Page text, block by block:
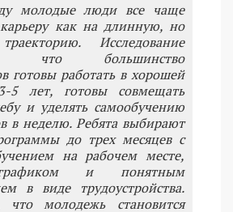
молодые люди все чаще
как на длинную, но
Исследование
что большинство
готовы работать в хорошей
5 лет, готовы совмещать
и уделять самообучению
в неделю. Ребята выбирают
до трех месяцев с
на рабочем месте,
и понятным
в виде трудоустройства.
молодежь становится